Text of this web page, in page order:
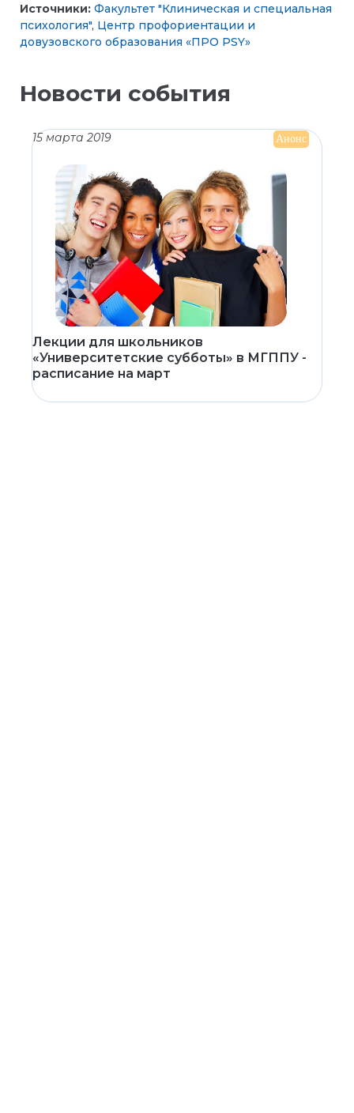
Источники: Факультет "Клиническая и специальная
психология", Центр профориентации и
довузовского образования «ПРО PSY»
Новости события
15 марта 2019 Анонс
Лекции для школьников
«Университетские субботы» в МГППУ -
расписание на март